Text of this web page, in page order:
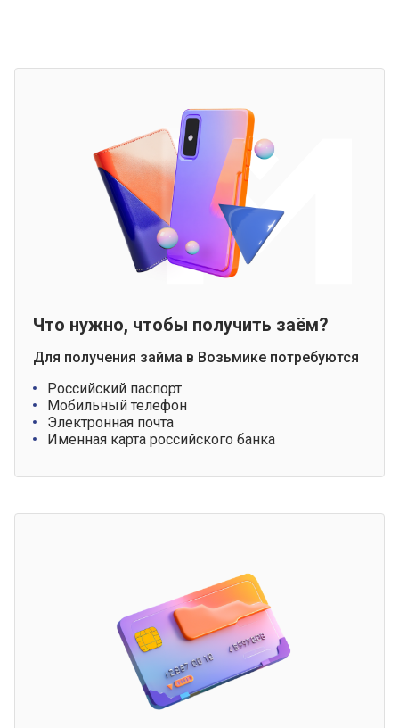
Что нужно, чтобы получить заём?
Для получения займа в Возьмике потребуются
Российский паспорт
Мобильный телефон
Электронная почта
Именная карта российского банка